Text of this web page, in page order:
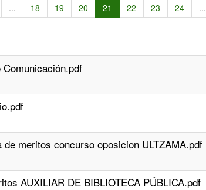
... 18 19 20 21 22 23 24 ...
meritos concurso oposicion ULTZAMA.pdf
AUXILIAR DE BIBLIOTECA PÚBLICA.pdf